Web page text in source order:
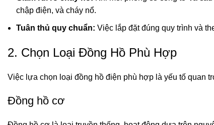
chập điện, và cháy nổ.
Tuân thủ quy chuẩn: Việc lắp đặt đúng quy trình và
2. Chọn Loại Đồng Hồ Phù Hợp
Việc lựa chọn loại đồng hồ điện phù hợp là yếu tố quan
Đồng hồ cơ